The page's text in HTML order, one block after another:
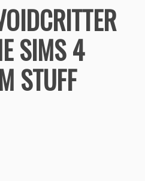
SIMS 4
STUFF